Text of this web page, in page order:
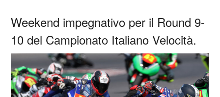
Weekend impegnativo per il Round 9-
10 del Campionato Italiano Velocità.